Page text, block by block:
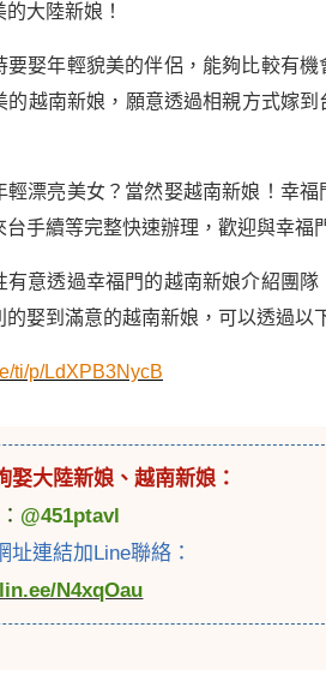
大陸新娘！
要娶年輕貌美的伴侶，能夠比較有
的越南新娘，願意透過相親方式嫁
輕漂亮美女？當然娶越南新娘！幸
手續等完整快速辦理，歡迎與幸福
有意透過幸福門的越南新娘介紹團
娶到滿意的越南新娘，可以透過以
ti/p/LdXPB3NycB
娶大陸新娘 、越南新娘 ：
@451ptavl
址連結加Line聯絡：
N4xqOau